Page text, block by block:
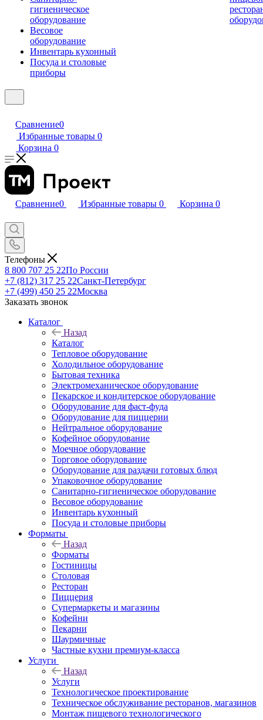
гигиеническое
оборудование
Весовое
оборудование
Инвентарь кухонный
Посуда и столовые
приборы
Сравнение0
Избранные товары 0
Корзина 0
Сравнение0 Избранные товары 0 Корзина 0
Телефоны
8 800 707 25 22По России
+7 (812) 317 25 22Санкт-Петербург
+7 (499) 450 25 22Москва
Заказать звонок
Каталог
Назад
Каталог
Тепловое оборудование
Холодильное оборудование
Бытовая техника
Электромеханическое оборудование
Пекарское и кондитерское оборудование
Оборудование для фаст-фуда
Оборудование для пиццерии
Нейтральное оборудование
Кофейное оборудование
Моечное оборудование
Торговое оборудование
Оборудование для раздачи готовых блюд
Упаковочное оборудование
Санитарно-гигиеническое оборудование
Весовое оборудование
Инвентарь кухонный
Посуда и столовые приборы
Форматы
Назад
Форматы
Гостиницы
Столовая
Ресторан
Пиццерия
Супермаркеты и магазины
Кофейни
Пекарни
Шаурмичные
Частные кухни премиум-класса
Услуги
Назад
Услуги
Технологическое проектирование
Техническое обслуживание ресторанов, магазинов
Монтаж пищевого технологического